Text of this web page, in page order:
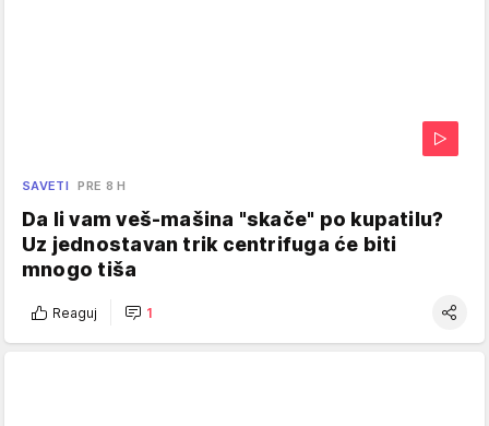
SAVETI PRE 8 H
Da li vam veš-mašina "skače" po kupatilu?
Uz jednostavan trik centrifuga će biti
mnogo tiša
Reaguj 1